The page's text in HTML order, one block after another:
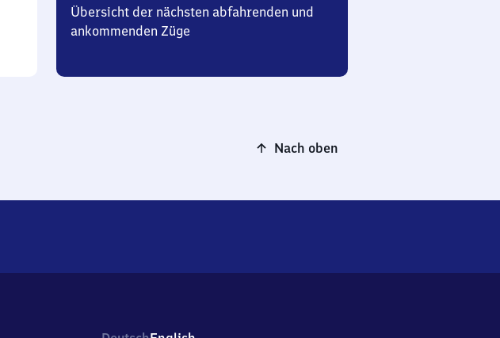
Übersicht der nächsten abfahrenden und
ankommenden Züge
Nach oben